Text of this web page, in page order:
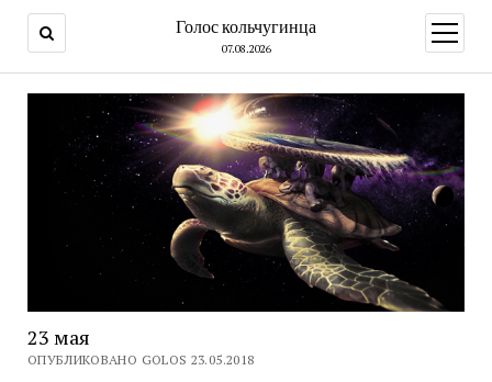
Голос кольчугинца
07.08.2026
меню
23 мая
ОПУБЛИКОВАНО GOLOS 23.05.2018